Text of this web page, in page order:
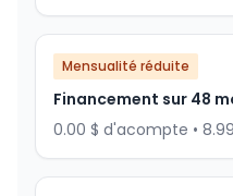
Mensualité réduite
Financement sur 48
0.00 $ d'acompte •